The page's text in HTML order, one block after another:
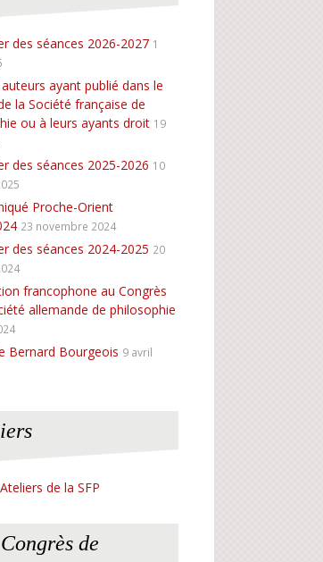
des séances 2026-2027 1
ayant publié dans le
la Société française de
ou à leurs ayants droit 19
des séances 2025-2026 10
Proche-Orient
23 novembre 2024
des séances 2024-2025 20
francophone au Congrès
allemande de philosophie
Bernard Bourgeois 9 avril
de la SFP
de